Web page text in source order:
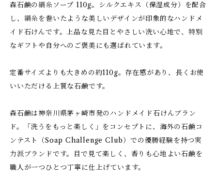
森石鹸の絹糸ソープ 110g。シルクエキス（保湿成分）を配合
し、絹糸を巻いたような美しいデザインが印象的なハンドメ
イド石けんです。上品な見た目とやさしい洗い心地で、特別
なギフトや自分へのご褒美にも選ばれています。
定番サイズよりも大きめの約110g。存在感があり、長くお使
いいただける上質な石鹸です。
森石鹸は神奈川県茅ヶ崎市発のハンドメイド石けんブラン
ド。「洗うをもっと楽しく」をコンセプトに、海外の石鹸コ
ンテスト（Soap Challenge Club）での優勝経験を持つ実
力派ブランドです。目で見て楽しく、香りも心地よい石鹸を
職人が一つひとつ丁寧に仕上げています。